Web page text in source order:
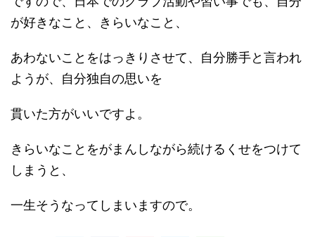
が好きなこと、きらいなこと、
あわないことをはっきりさせて、自分勝手と言われ
ようが、自分独自の思いを
貫いた方がいいですよ。
きらいなことをがまんしながら続けるくせをつけて
しまうと、
一生そうなってしまいますので。